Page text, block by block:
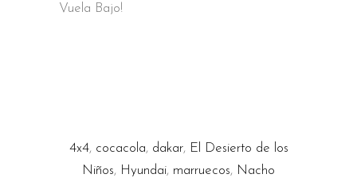
Vuela Bajo!
4x4, cocacola, dakar, El Desierto de los
Niños, Hyundai, marruecos, Nacho